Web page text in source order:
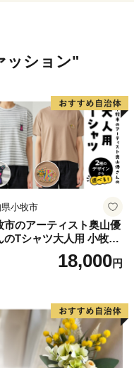
以内にお礼の品を配
込みが集中するた
ただいております。
をいただきますので、
すが、ご理解、ご了承
キャンセルを受付け
から一ヶ月ほどお時
に送付させていただ
る方は、申込時に
申請書の要望」へチェ
ッション"
小牧市
市のアーティスト奥山優
のTシャツ大人用 小牧市
18,000円